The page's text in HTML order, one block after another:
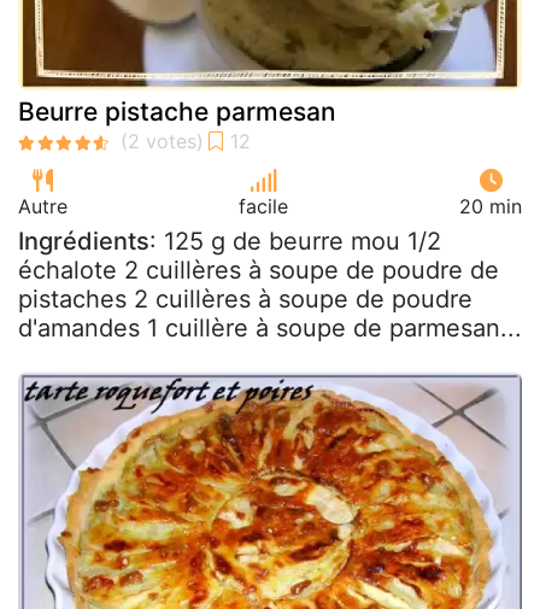
Beurre pistache parmesan
Autre facile 20 min
Ingrédients: 125 g de beurre mou 1/2
échalote 2 cuillères à soupe de poudre de
pistaches 2 cuillères à soupe de poudre
d'amandes 1 cuillère à soupe de parmesan...